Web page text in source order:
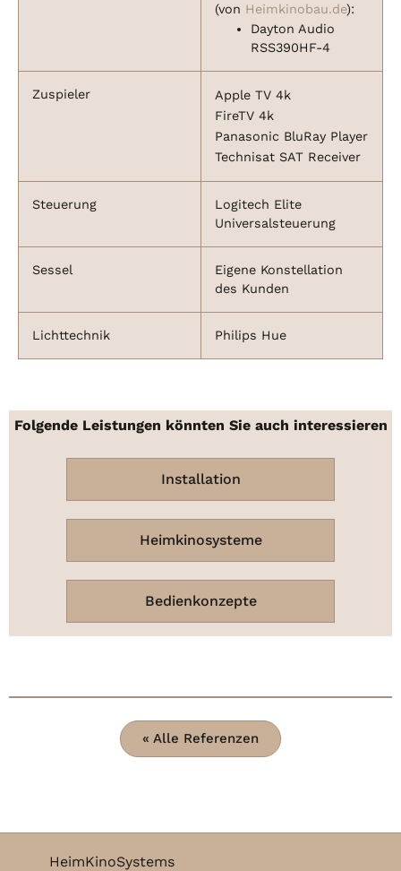
(von Heimkinobau.de):
Dayton Audio
RSS390HF-4
Zuspieler
Apple TV 4k
FireTV 4k
Panasonic BluRay Player
Technisat SAT Receiver
Steuerung
Logitech Elite
Universalsteuerung
Sessel
Eigene Konstellation
des Kunden
Lichttechnik Philips Hue
Folgende Leistungen könnten Sie auch interessieren
Installation
Heimkinosysteme
Bedienkonzepte
« Alle Referenzen
HeimKinoSystems